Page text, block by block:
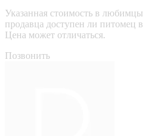
Указанная стоимость в
продавца доступен ли питомец в
Цена может отличаться.
Позвонить